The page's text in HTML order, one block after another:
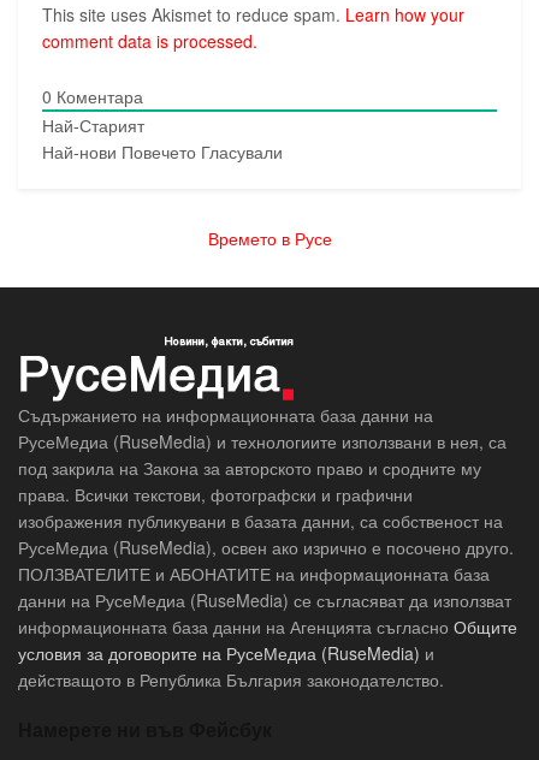
This site uses Akismet to reduce spam. Learn how your
comment data is processed.
0 Коментара
Най-Старият
Най-нови Повечето Гласували
Времето в Русе
Съдържанието на информационната база данни на
РусеМедиа (RuseMedia) и технологиите използвани в нея, са
под закрила на Закона за авторското право и сродните му
права. Всички текстови, фотографски и графични
изображения публикувани в базата данни, са собственост на
РусеМедиа (RuseMedia), освен ако изрично е посочено друго.
ПОЛЗВАТЕЛИТЕ и АБОНАТИТЕ на информационната база
данни на РусеМедиа (RuseMedia) се съгласяват да използват
информационната база данни на Агенцията съгласно Общите
условия за договорите на РусеМедиа (RuseMedia) и
действащото в Република България законодателство.